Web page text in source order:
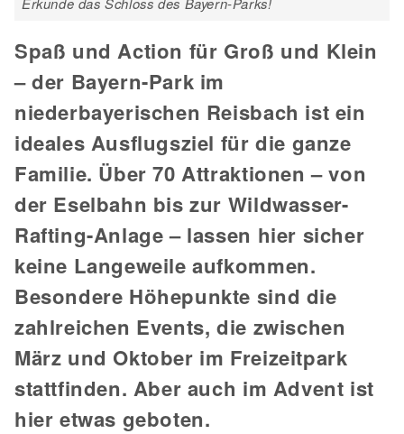
Spaß und Action für Groß und Klein
– der Bayern-Park im
niederbayerischen Reisbach ist ein
ideales Ausflugsziel für die ganze
Familie. Über 70 Attraktionen – von
der Eselbahn bis zur Wildwasser-
Rafting-Anlage – lassen hier sicher
keine Langeweile aufkommen.
Besondere Höhepunkte sind die
zahlreichen Events, die zwischen
März und Oktober im Freizeitpark
stattfinden. Aber auch im Advent ist
hier etwas geboten.